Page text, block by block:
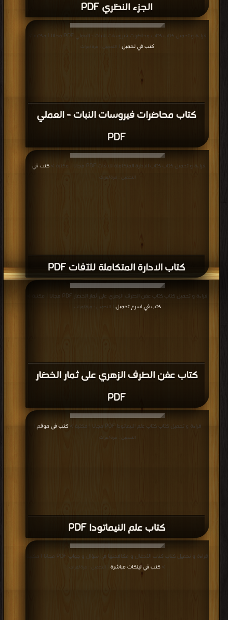
الجزء النظري PDF
كتاب محاضرات فيروسات النبات - العملي
PDF
قراءة و تحميل كتاب كتاب محاضرات فيروسات النبات - العملي PDF مجانا | مكتبة >
كتب في تحميل
| التحميل : مرة/مرات
كتاب الادارة المتكاملة للآفات PDF
قراءة و تحميل كتاب كتاب الادارة المتكاملة للآفات PDF مجانا | مكتبة > كتب في
التحميل : مرة/مرات
كتاب عفن الطرف الزهري على ثمار الخضار
PDF
قراءة و تحميل كتاب كتاب عفن الطرف الزهري على ثمار الخضار PDF مجانا | مكتبة >
كتب في اسرع تحميل
| التحميل : مرة/مرات
كتاب علم النيماتودا PDF
قراءة و تحميل كتاب كتاب علم النيماتودا PDF مجانا | مكتبة > كتب في موقع
التحميل : مرة/مرات
قراءة و تحميل كتاب كتاب الأدغال و مكافحتها في سؤال و جواب PDF مجانا | مكتبة
> كتب في لينكات مباشرة | التحميل : مرة/مرات